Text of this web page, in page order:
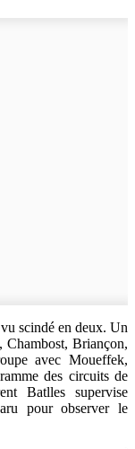
scindé en deux. Un
Chambost, Briançon,
avec Moueffek,
des circuits de
Batlles supervise
pour observer le